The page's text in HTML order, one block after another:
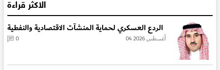
الاكثر قراءة
الردع العسكري لحماية المنشآت الاقتصادية والنفطية
04 أغسطس 2026 0